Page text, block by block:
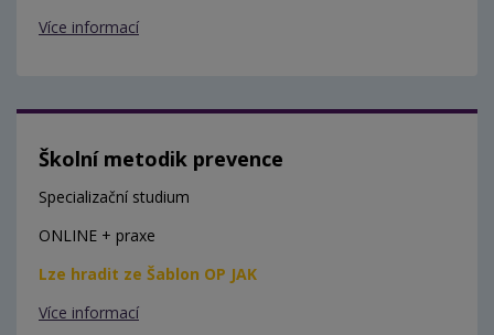
Více informací
Školní metodik prevence
Specializační studium
ONLINE + praxe
Lze hradit ze Šablon OP JAK
Více informací